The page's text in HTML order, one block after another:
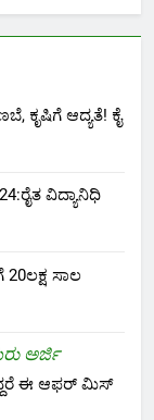
ಕೃಷಿಗೆ ಆದ್ಯತೆ! ಕೈ
ವಿದ್ಯಾನಿಧಿ
ಸಾಲ
ಅರ್ಜಿ
ಈ ಆಫರ್ ಮಿಸ್